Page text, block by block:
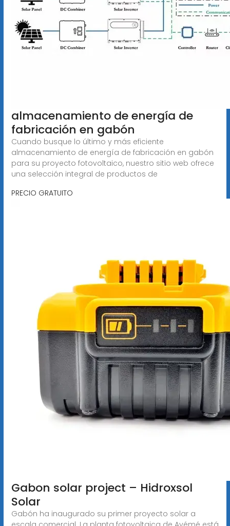
almacenamiento de energía de
fabricación en gabón
Cuando busque lo último y más eficiente
almacenamiento de energía de fabricación en gabón
para su proyecto fotovoltaico, nuestro sitio web ofrece
una selección integral de productos de
PRECIO GRATUITO
Gabon solar project – Hidroxsol
Solar
Gabón ha inaugurado su primer proyecto solar a